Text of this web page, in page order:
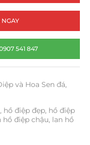
541 847
và Hoa Sen đá,
, hồ điệp đẹp, hồ điệp
hồ điệp chậu, lan hồ